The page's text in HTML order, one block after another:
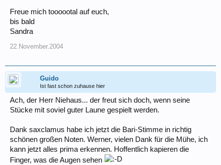
Freue mich toooootal auf euch,
bis bald
Sandra
22.November.2004
Guido
Ist fast schon zuhause hier
Ach, der Herr Niehaus... der freut sich doch, wenn seine
Stücke mit soviel guter Laune gespielt werden.
Dank saxclamus habe ich jetzt die Bari-Stimme in richtig
schönen großen Noten. Werner, vielen Dank für die Mühe, ich
kann jetzt alles prima erkennen. Hoffentlich kapieren die
Finger, was die Augen sehen